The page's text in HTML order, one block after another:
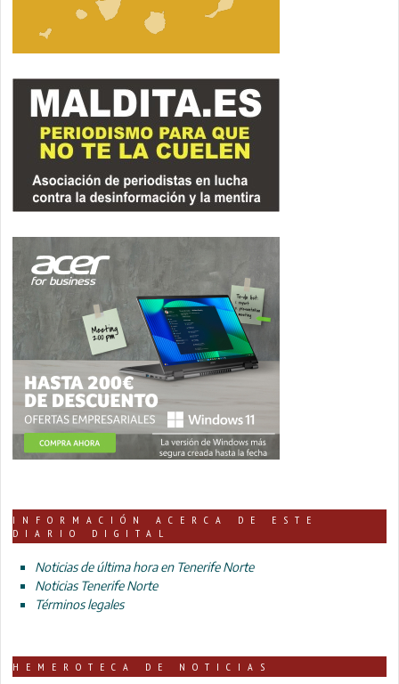
INFORMACIÓN ACERCA DE ESTE
DIARIO DIGITAL
Noticias de última hora en Tenerife Norte
Noticias Tenerife Norte
Términos legales
HEMEROTECA DE NOTICIAS